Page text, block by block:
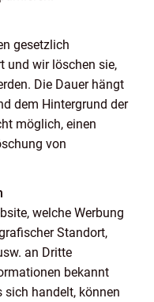
gesetzlich
und wir löschen sie,
Die Dauer hängt
dem Hintergrund der
möglich, einen
von
welche Werbung
Standort,
an Dritte
bekannt
sich handelt, können